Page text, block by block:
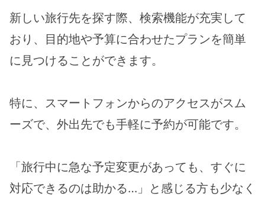
新しい旅行先を探す際、検索機能が充実して
おり、目的地や予算に合わせたプランを簡単
に見つけることができます。
特に、スマートフォンからのアクセスがスム
ーズで、外出先でも手軽に予約が可能です。
「旅行中に急な予定変更があっても、すぐに
対応できるのは助かる…」と感じる方も少なく